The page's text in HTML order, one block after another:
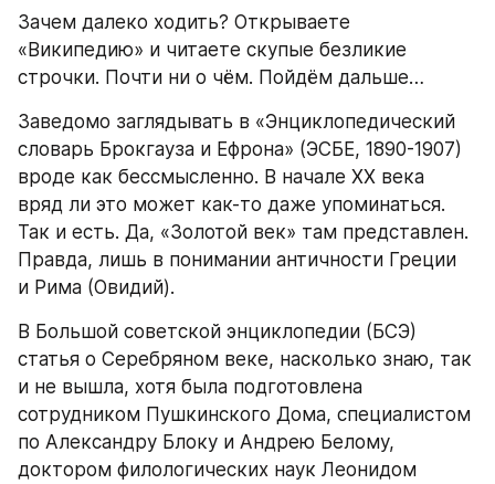
Зачем далеко ходить? Открываете
«Википедию» и читаете скупые безликие
строчки. Почти ни о чём. Пойдём дальше…
Заведомо заглядывать в «Энциклопедический
словарь Брокгауза и Ефрона» (ЭСБЕ, 1890-1907)
вроде как бессмысленно. В начале XX века
вряд ли это может как-то даже упоминаться.
Так и есть. Да, «Золотой век» там представлен.
Правда, лишь в понимании античности Греции
и Рима (Овидий).
В Большой советской энциклопедии (БСЭ)
статья о Серебряном веке, насколько знаю, так
и не вышла, хотя была подготовлена
сотрудником Пушкинского Дома, специалистом
по Александру Блоку и Андрею Белому,
доктором филологических наук Леонидом